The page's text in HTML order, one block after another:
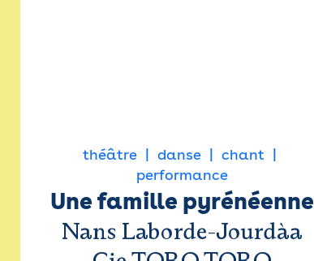
théâtre danse
chant
performance
Une famille pyrénéenne
Nans Laborde-Jourdàa